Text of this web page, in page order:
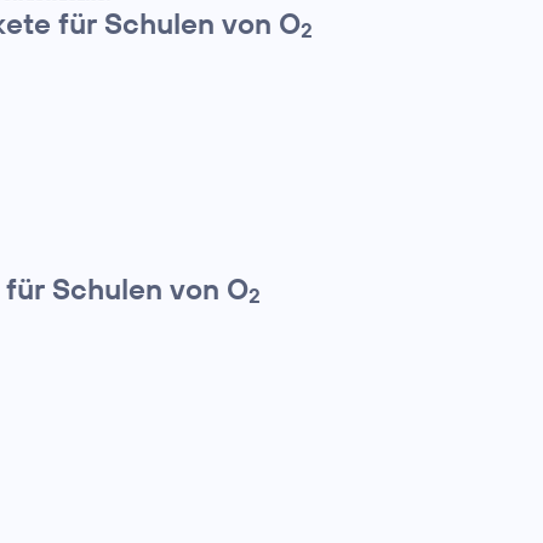
für Schulen von O2
Schulen von O2